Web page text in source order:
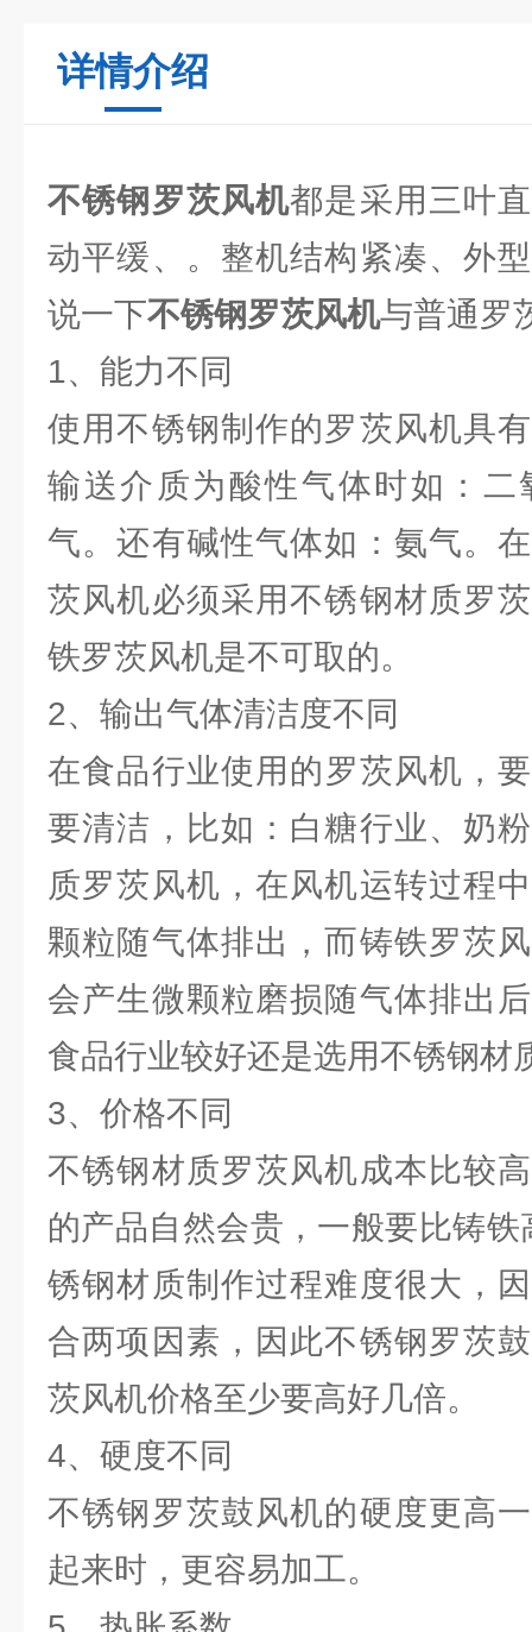
详情介绍
不锈钢罗茨风机都是采用三叶
动平缓、。整机结构紧凑、外
说一下不锈钢罗茨风机与普通罗
1、能力不同
使用不锈钢制作的罗茨风机具
输送介质为酸性气体时如：二
气。还有碱性气体如：氨气。
茨风机必须采用不锈钢材质罗
铁罗茨风机是不可取的。
2、输出气体清洁度不同
在食品行业使用的罗茨风机，
要清洁，比如：白糖行业、奶
质罗茨风机，在风机运转过程
颗粒随气体排出，而铸铁罗茨
会产生微颗粒磨损随气体排出
食品行业较好还是选用不锈钢材
3、价格不同
不锈钢材质罗茨风机成本比较
的产品自然会贵，一般要比铸
锈钢材质制作过程难度很大，
合两项因素，因此不锈钢罗茨
茨风机价格至少要高好几倍。
4、硬度不同
不锈钢罗茨鼓风机的硬度更高
起来时，更容易加工。